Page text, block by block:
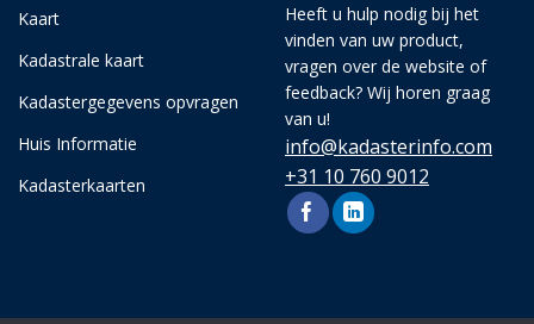
Kaart
Kadastrale kaart
Kadastergegevens opvragen
Huis Informatie
Kadasterkaarten
Heeft u hulp nodig bij het
vinden van uw product,
vragen over de website of
feedback? Wij horen graag
van u!
info@kadasterinfo.com
+31 10 760 9012